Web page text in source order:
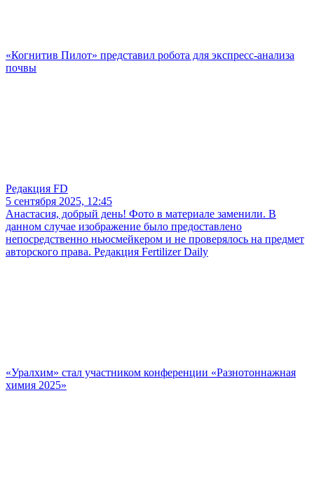
«Когнитив Пилот» представил робота для экспресс-анализа
почвы
Редакция FD
5 сентября 2025, 12:45
Анастасия, добрый день! Фото в материале заменили. В
данном случае изображение было предоставлено
непосредственно ньюсмейкером и не проверялось на предмет
авторского права. Редакция Fertilizer Daily
«Уралхим» стал участником конференции «Разнотоннажная
химия 2025»